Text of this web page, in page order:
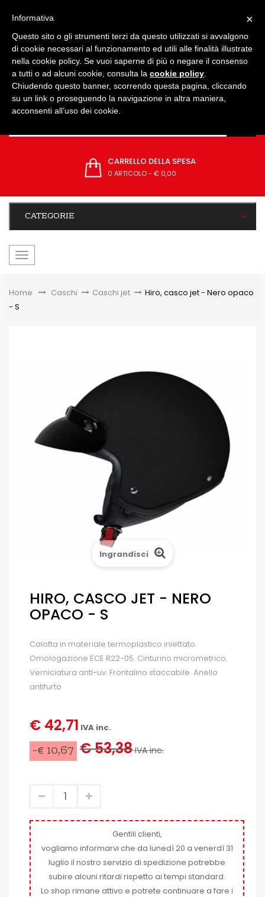
CARRELLO DELLA SPESA
0 ARTICOLO- € 0,00
CATEGORIE
navigazione
Home &gt;Caschi > Caschi jet > Hiro, casco jet - Nero opaco
- S
Ingrandisci
HIRO, CASCO JET - NERO
OPACO - S
Calotta in materiale termoplastico iniettato.
Omologazione ECE R22-05. Cinturino micrometrico.
Verniciatura anti-uv. Frontalino staccabile. Anello
antifurto
€ 42,71 IVA inc.
-€ 10,67 € 53,38IVA inc.
Gentili clienti,
vogliamo informarvi che da lunedì 20 a venerdì 31
luglio il nostro servizio di spedizione potrebbe
subire alcuni ritardi rispetto ai tempi standard.
Lo shop rimane attivo e potrete continuare a fare i
×
Informativa
Questo sito o gli strumenti terzi da questo utilizzati si avvalgono
di cookie necessari al funzionamento ed utili alle finalità illustrate
nella cookie policy. Se vuoi saperne di più o negare il consenso
a tutti o ad alcuni cookie, consulta la cookie policy
Chiudendo questo banner, scorrendo questa pagina, cliccando
su un link o proseguendo la navigazione in altra maniera,
acconsenti all’uso dei cookie.